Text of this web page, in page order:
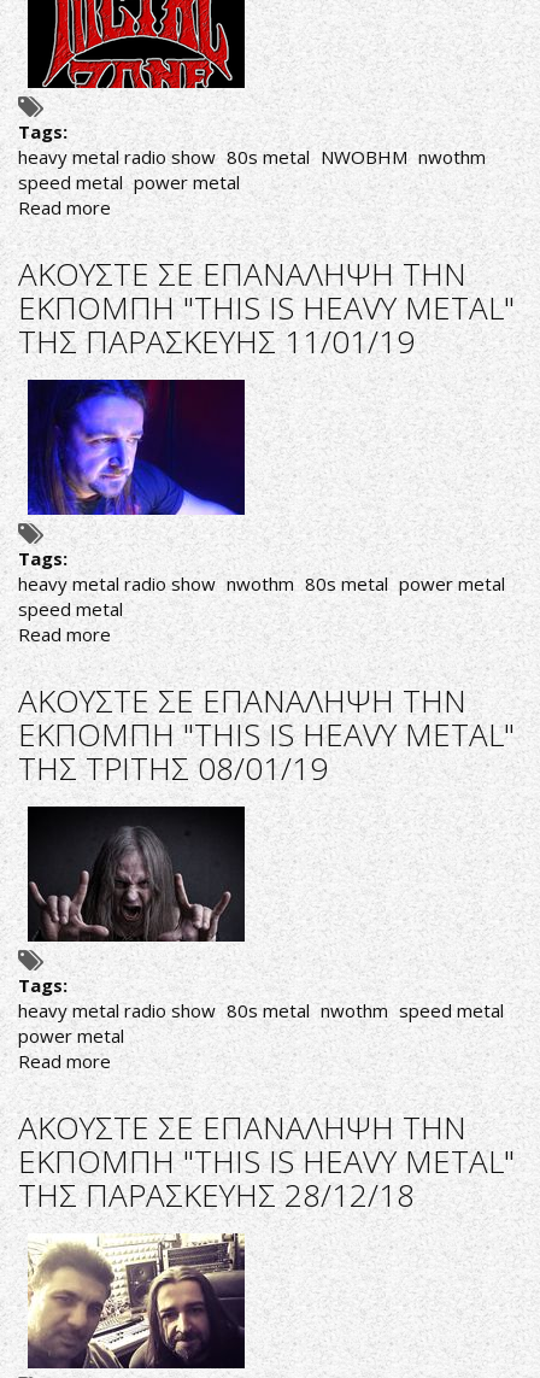
METAL"
ΤΗΣ
ΠΑΡΑΣΚΕΥΗΣ
25/01/19
Tags:
heavy metal radio show 80s metal NWOBHM nwothm
speed metal power metal
Read more about
AΚΟΥΣΤΕ
ΣΕ
ΕΠΑΝΑΛΗΨΗ
ΤΗΝ
ΕΚΠΟΜΠΗ
"THIS
IS
HEAVY
METAL"
ΤΗΣ
ΠΑΡΑΣΚΕΥΗΣ
18/01/19
AΚΟΥΣΤΕ ΣΕ ΕΠΑΝΑΛΗΨΗ ΤΗΝ
ΕΚΠΟΜΠΗ "THIS IS HEAVY METAL"
ΤΗΣ ΠΑΡΑΣΚΕΥΗΣ 11/01/19
Tags:
heavy metal radio show nwothm 80s metal power metal
speed metal
Read moreabout
AΚΟΥΣΤΕ
ΣΕ
ΕΠΑΝΑΛΗΨΗ
ΤΗΝ
ΕΚΠΟΜΠΗ
"THIS
IS
HEAVY
METAL"
ΤΗΣ
ΠΑΡΑΣΚΕΥΗΣ
11/01/19
ΑΚΟΥΣΤΕ ΣΕ ΕΠΑΝΑΛΗΨΗ ΤΗΝ
ΕΚΠΟΜΠΗ "THIS IS HEAVY METAL"
ΤΗΣ ΤΡΙΤΗΣ 08/01/19
Tags:
heavy metal radio show 80s metal nwothm speed metal
power metal
Read more about
ΑΚΟΥΣΤΕ
ΣΕ
ΕΠΑΝΑΛΗΨΗ
ΤΗΝ
ΕΚΠΟΜΠΗ
"THIS
IS
HEAVY
METAL"
ΤΗΣ
ΤΡΙΤΗΣ
08/01/19
ΑΚΟΥΣΤΕ ΣΕ ΕΠΑΝΑΛΗΨΗ ΤΗΝ
ΕΚΠΟΜΠΗ "THIS IS HEAVY METAL"
ΤΗΣ ΠΑΡΑΣΚΕΥΗΣ 28/12/18